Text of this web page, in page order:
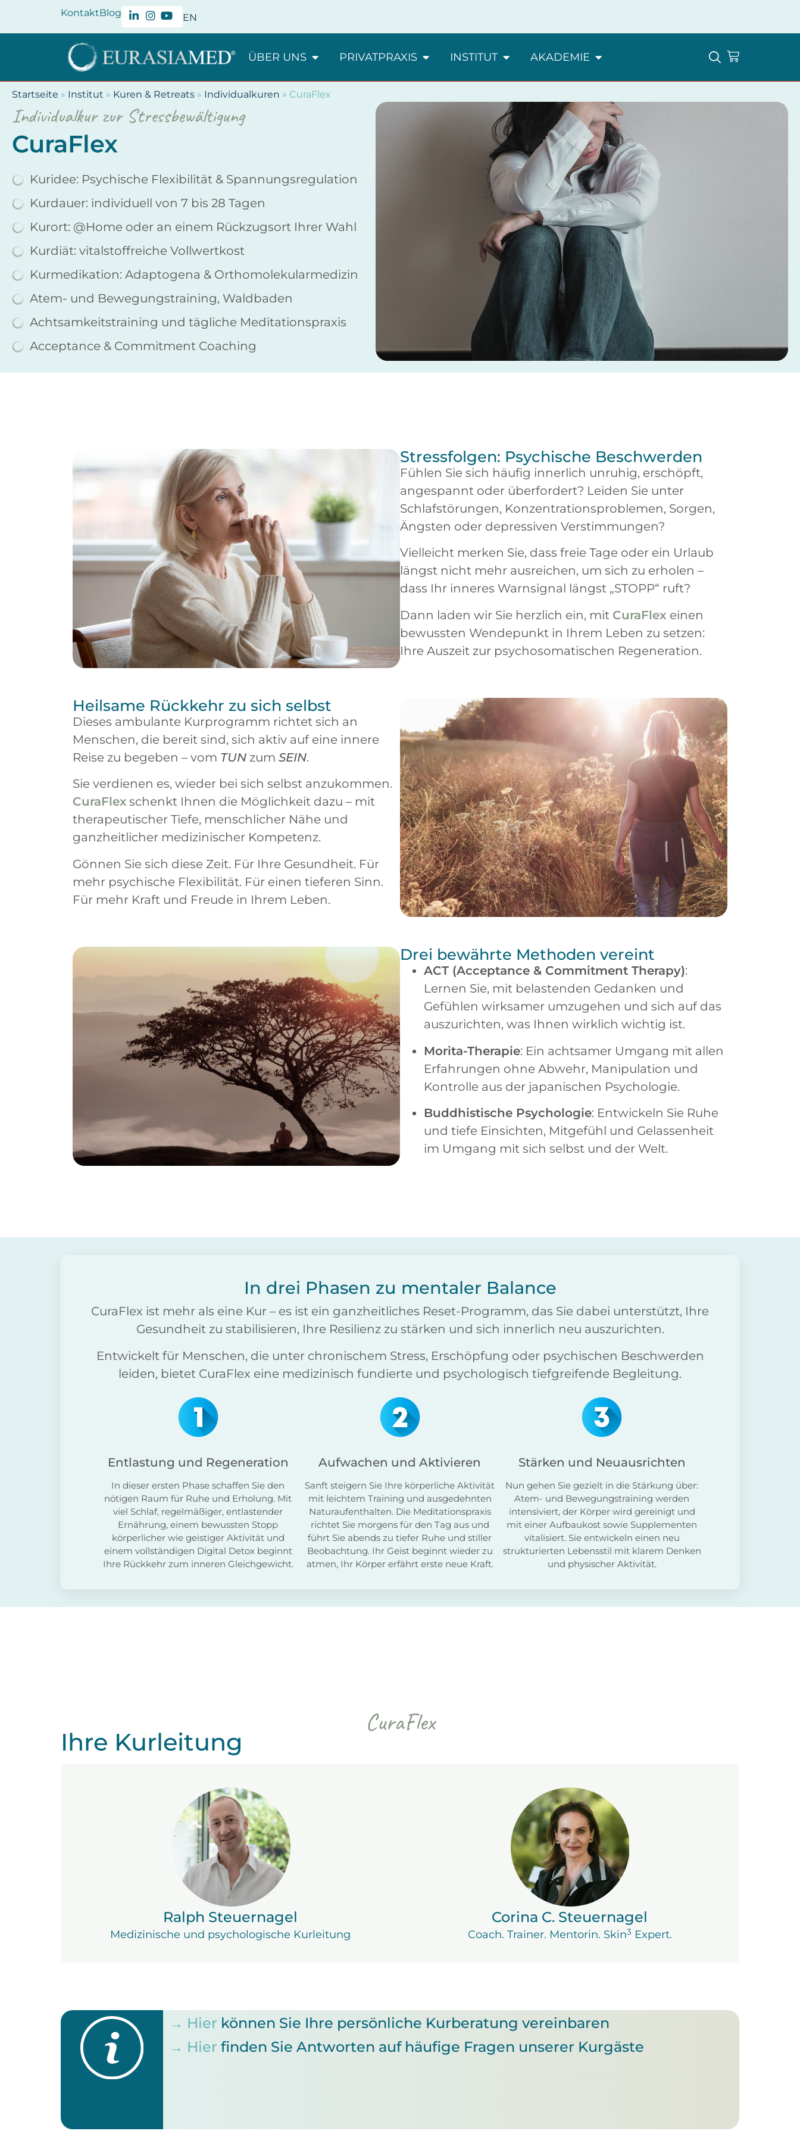
KontaktBlog EN
ÜBER UNS PRIVATPRAXIS INSTITUT AKADEMIE
Startseite » Institut » Kuren & Retreats » Individualkuren » CuraFlex
Individualkur zur Stressbewältigung
CuraFlex
Kuridee: Psychische Flexibilität & Spannungsregulation
Kurdauer: individuell von 7 bis 28 Tagen
Kurort: @Home oder an einem Rückzugsort Ihrer Wahl
Kurdiät: vitalstoffreiche Vollwertkost
Kurmedikation: Adaptogena & Orthomolekularmedizin
Atem- und Bewegungstraining, Waldbaden
Achtsamkeitstraining und tägliche Meditationspraxis
Acceptance & Commitment Coaching
Stressfolgen: Psychische Beschwerden
Fühlen Sie sich häufig innerlich unruhig, erschöpft,
angespannt oder überfordert? Leiden Sie unter
Schlafstörungen, Konzentrationsproblemen, Sorgen,
Ängsten oder depressiven Verstimmungen?
Vielleicht merken Sie, dass freie Tage oder ein Urlaub
längst nicht mehr ausreichen, um sich zu erholen –
dass Ihr inneres Warnsignal längst „STOPP“ ruft?
Dann laden wir Sie herzlich ein, mit CuraFlex einen
bewussten Wendepunkt in Ihrem Leben zu setzen:
Ihre Auszeit zur psychosomatischen Regeneration.
Heilsame Rückkehr zu sich selbst
Dieses ambulante Kurprogramm richtet sich an
Menschen, die bereit sind, sich aktiv auf eine innere
Reise zu begeben – vom TUN zum SEIN.
Sie verdienen es, wieder bei sich selbst anzukommen.
CuraFlex schenkt Ihnen die Möglichkeit dazu – mit
therapeutischer Tiefe, menschlicher Nähe und
ganzheitlicher medizinischer Kompetenz.
Gönnen Sie sich diese Zeit. Für Ihre Gesundheit. Für
mehr psychische Flexibilität. Für einen tieferen Sinn.
Für mehr Kraft und Freude in Ihrem Leben.
Drei bewährte Methoden vereint
ACT (Acceptance & Commitment Therapy):
Lernen Sie, mit belastenden Gedanken und
Gefühlen wirksamer umzugehen und sich auf das
auszurichten, was Ihnen wirklich wichtig ist.
Morita-Therapie: Ein achtsamer Umgang mit allen
Erfahrungen ohne Abwehr, Manipulation und
Kontrolle aus der japanischen Psychologie.
Buddhistische Psychologie: Entwickeln Sie Ruhe
und tiefe Einsichten, Mitgefühl und Gelassenheit
im Umgang mit sich selbst und der Welt.
In drei Phasen zu mentaler Balance
CuraFlex ist mehr als eine Kur – es ist ein ganzheitliches Reset-Programm, das Sie dabei unterstützt, Ihre
Gesundheit zu stabilisieren, Ihre Resilienz zu stärken und sich innerlich neu auszurichten.
Entwickelt für Menschen, die unter chronischem Stress, Erschöpfung oder psychischen Beschwerden
leiden, bietet CuraFlex eine medizinisch fundierte und psychologisch tiefgreifende Begleitung.
Entlastung und Regeneration
In dieser ersten Phase schaffen Sie den
nötigen Raum für Ruhe und Erholung. Mit
viel Schlaf, regelmäßiger, entlastender
Ernährung, einem bewussten Stopp
körperlicher wie geistiger Aktivität und
einem vollständigen Digital Detox beginnt
Ihre Rückkehr zum inneren Gleichgewicht.
Aufwachen und Aktivieren
Sanft steigern Sie Ihre körperliche Aktivität
mit leichtem Training und ausgedehnten
Naturaufenthalten. Die Meditationspraxis
richtet Sie morgens für den Tag aus und
führt Sie abends zu tiefer Ruhe und stiller
Beobachtung. Ihr Geist beginnt wieder zu
atmen, Ihr Körper erfährt erste neue Kraft.
Stärken und Neuausrichten
Nun gehen Sie gezielt in die Stärkung über:
Atem- und Bewegungstraining werden
intensiviert, der Körper wird gereinigt und
mit einer Aufbaukost sowie Supplementen
vitalisiert. Sie entwickeln einen neu
strukturierten Lebensstil mit klarem Denken
und physischer Aktivität.
CuraFlex
Ihre Kurleitung
Ralph Steuernagel
Medizinische und psychologische Kurleitung
Corina C. Steuernagel
Coach. Trainer. Mentorin. Skin3 Expert.
→ Hier können Sie Ihre persönliche Kurberatung vereinbaren
→ Hier finden Sie Antworten auf häufige Fragen unserer Kurgäste